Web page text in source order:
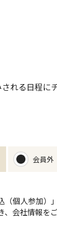
れる日程
会員外
個人参加）
会社情報を